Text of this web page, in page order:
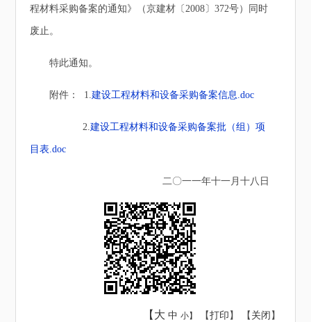
程材料采购备案的通知》（京建材〔2008〕372号）同时
废止。
特此通知。
附件： 1.建设工程材料和设备采购备案信息.doc
2.建设工程材料和设备采购备案批（组）项
目表.doc
二〇一一年十一月十八 日
【大 中 小】 【打印 】 【 关闭 】